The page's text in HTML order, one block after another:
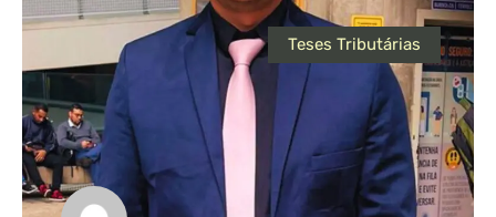
Teses Tributárias